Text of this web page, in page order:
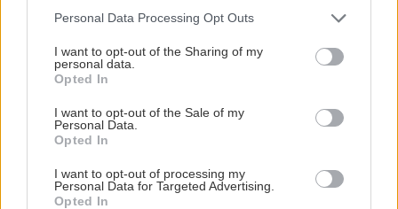
Please note that this website/app uses one or more Google
not limited to your visit or usage behaviour. You may click to
grant or deny consent to Google and its third-party tags to
use your data for below specified purposes in below Google
consent section.
Personal Data Processing Opt Outs
I want to opt-out of the Sharing of my
personal data.
Opted In
I want to opt-out of the Sale of my
Personal Data.
Opted In
I want to opt-out of processing my
Personal Data for Targeted Advertising.
Opted In
Οι Datfunkband περιπλανιoύνται με μαεστρία
ανάμεσα σε funk, blues και jazz επιρροές
δημιουργώντας έναν ιδιαίτερο ήχο. Στο πάρτι
Πειραιώς 260, ο Αστέριος Παπασταματάκης στο
hammond organ και ο Μιχάλης Καπηλίδης στα
ντραμς ενώνουν τις δυνάμεις τους με τον
Δημήτρη Σχίζα στην κιθάρα, τον Βασίλη